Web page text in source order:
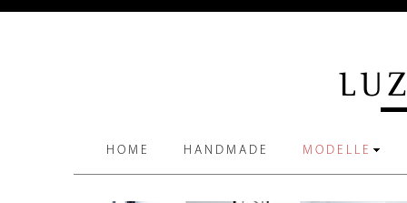
HOME HANDMADE MODELLE